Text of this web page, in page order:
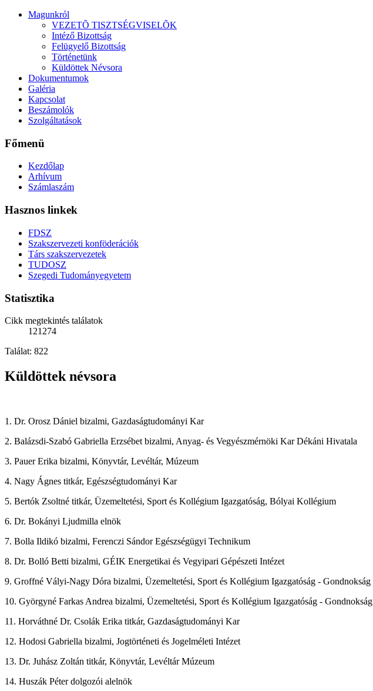
Magunkról
VEZETÕ TISZTSÉGVISELÕK
Intéző Bizottság
Felügyelő Bizottság
Történetünk
Küldöttek Névsora
Dokumentumok
Galéria
Kapcsolat
Beszámolók
Szolgáltatások
Főmenü
Kezdőlap
Arhívum
Számlaszám
Hasznos linkek
FDSZ
Szakszervezeti konföderációk
Társ szakszervezetek
TUDOSZ
Szegedi Tudományegyetem
Statisztika
Cikk megtekintés találatok
121274
Találat: 822
Küldöttek névsora
1. Dr. Orosz Dániel bizalmi, Gazdaságtudományi Kar
2. Balázsdi-Szabó Gabriella Erzsébet bizalmi, Anyag- és Vegyészmérnöki Kar Dékáni Hivatala
3. Pauer Erika bizalmi, Könyvtár, Levéltár, Múzeum
4. Nagy Ágnes titkár, Egészségtudományi Kar
5. Bertók Zsoltné titkár, Üzemeltetési, Sport és Kollégium Igazgatóság, Bólyai Kollégium
6. Dr. Bokányi Ljudmilla elnök
7. Bolla Ildikó bizalmi, Ferenczi Sándor Egészségügyi Technikum
8. Dr. Bolló Betti bizalmi, GÉIK Energetikai és Vegyipari Gépészeti Intézet
9. Groffné Vályi-Nagy Dóra bizalmi, Üzemeltetési, Sport és Kollégium Igazgatóság - Gondnokság
10. Györgyné Farkas Andrea bizalmi, Üzemeltetési, Sport és Kollégium Igazgatóság - Gondnokság
11. Horváthné Dr. Csolák Erika titkár, Gazdaságtudományi Kar
12. Hodosi Gabriella bizalmi, Jogtörténeti és Jogelméleti Intézet
13. Dr. Juhász Zoltán titkár, Könyvtár, Levéltár Múzeum
14. Huszák Péter dolgozói alelnök